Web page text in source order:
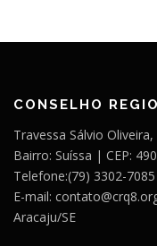
CONSELHO
Travessa Sálvio Oliveira,
Bairro: Suíssa | CEP:
Telefone:(79) 3302-7085
E-mail:
Aracaju/SE